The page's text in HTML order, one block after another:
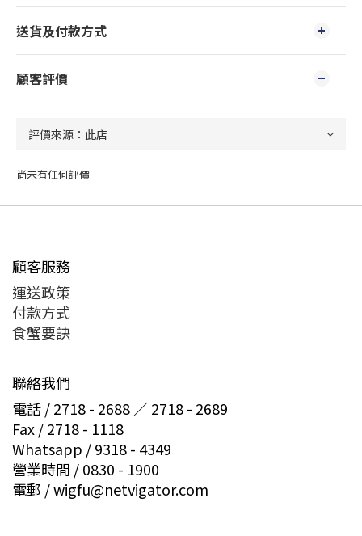
送貨及付款方式
顧客評價
尚未有任何評價
顧客服務
運送政策
付款方式
食蟹要訣
聯絡我們
電話 / 2718 - 2688 ／ 2718 - 2689
Fax / 2718 - 1118
Whatsapp / 9318 - 4349
營業時間 / 0830 - 1900
電郵 / wigfu@netvigator.com